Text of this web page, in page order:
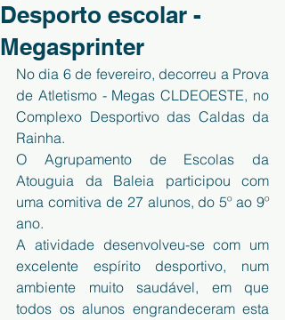
Desporto escolar -
Megasprinter
No dia 6 de fevereiro, decorreu a Prova
de Atletismo - Megas CLDEOESTE, no
Complexo Desportivo das Caldas da
Rainha.
O Agrupamento de Escolas da
Atouguia da Baleia participou com
uma comitiva de 27 alunos, do 5º ao 9º
ano.
A atividade desenvolveu-se com um
excelente espírito desportivo, num
ambiente muito saudável, em que
todos os alunos engrandeceram esta